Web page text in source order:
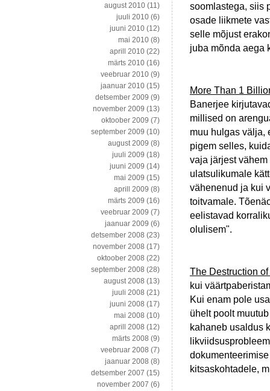
soomlastega, siis
osade liikmete
selle mõjust
juba mõnda aega
More Than 1
Banerjee
millised on
muu hulgas välja,
pigem selles,
vaja järjest
ulatsulikumale
vähenenud ja kui
toitvamale.
eelistavad
olulisem".
The Destruction
kui
Kui enam pole
ühelt poolt
kahaneb usaldus
kitsaskohtadele,
august 2010 (11)
juuli 2010 (6)
juuni 2010 (12)
mai 2010 (8)
aprill 2010 (22)
märts 2010 (16)
veebruar 2010 (9)
jaanuar 2010 (15)
detsember 2009 (9)
november 2009 (13)
oktoober 2009 (7)
september 2009 (10)
august 2009 (8)
juuli 2009 (18)
juuni 2009 (14)
mai 2009 (15)
aprill 2009 (8)
märts 2009 (16)
veebruar 2009 (7)
jaanuar 2009 (6)
detsember 2008 (23)
november 2008 (17)
oktoober 2008 (22)
september 2008 (28)
august 2008 (13)
juuli 2008 (21)
juuni 2008 (17)
mai 2008 (10)
aprill 2008 (12)
märts 2008 (9)
veebruar 2008 (7)
jaanuar 2008 (8)
detsember 2007 (15)
november 2007 (6)